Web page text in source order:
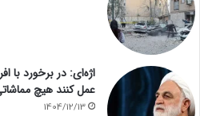
اژه‌ای: در برخورد با
عمل کنند هیچ
1404/12/13